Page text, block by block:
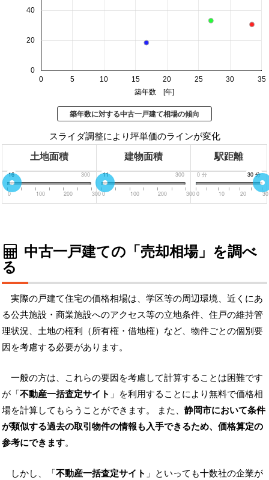
0 5 10 15 20 25 30 35
0
20
40
築年数 [年]
築年数に対する中古一戸建て相場の傾向
スライダ調整により坪単価のラインが変化
土地面積 建物面積 駅距離
0 300
16
0 100 200 300
0 300
11
0 100 200 300
0 分 30 分
30 分
0 10 20 30
中古一戸建ての「売却相場」を調べ
る
実際の戸建て住宅の価格相場は、学区等の周辺環境、近くにあ
る公共施設・商業施設へのアクセス等の立地条件、住戸の維持管
理状況、土地の権利（所有権・借地権）など、物件ごとの個別要
因を考慮する必要があります。
一般の方は、これらの要因を考慮して計算することは困難です
が「不動産一括査定サイト 」を利用することにより無料で価格相
場を計算してもらうことができます。 また、 静岡市において条件
が類似する過去の取引物件の情報も入手できるため、価格算定の
参考にできます。
しかし、「不動産一括査定サイト 」といっても十数社の企業が